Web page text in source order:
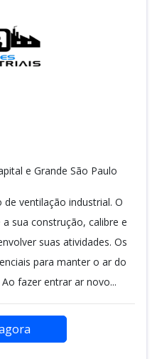
e Grande São Paulo
ventilação industrial. O
sua construção, calibre e
suas atividades. Os
para manter o ar do
fazer entrar ar novo...